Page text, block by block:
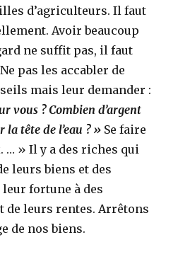
d’agriculteurs. Il faut
Avoir beaucoup
ne suffit pas, il faut
pas les accabler de
mais leur demander :
vous ? Combien d’argent
tête de l’eau ? » Se faire
… » Il y a des riches qui
leurs biens et des
fortune à des
de leurs rentes. Arrêtons
de nos biens.